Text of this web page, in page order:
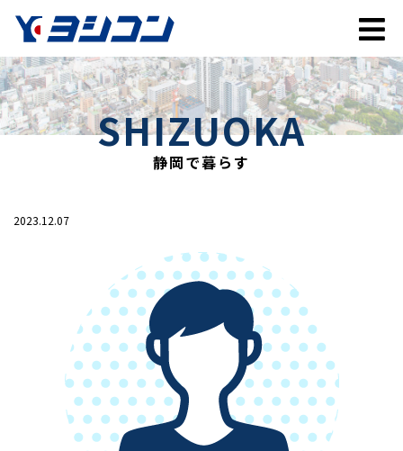
SHIZUOKA
静岡で暮らす
2023.12.07